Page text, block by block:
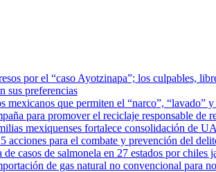
por el “caso Ayotzinapa”; los culpables,
sus preferencias
mexicanos que permiten el “narco”, “lavado”
para promover el reciclaje responsable de
mexiquenses fortalece consolidación de
acciones para el combate y prevención del
casos de salmonela en 27 estados por chiles
de gas natural no convencional para